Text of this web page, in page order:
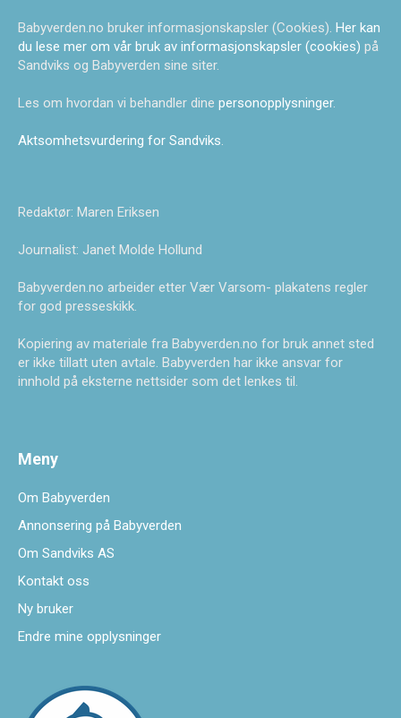
Babyverden.no bruker informasjonskapsler (Cookies). Her kan
du lese mer om vår bruk av informasjonskapsler (cookies) på
Sandviks og Babyverden sine siter.
Les om hvordan vi behandler dine personopplysninger.
Aktsomhetsvurdering for Sandviks.
Redaktør: Maren Eriksen
Journalist: Janet Molde Hollund
Babyverden.no arbeider etter Vær Varsom- plakatens regler
for god presseskikk.
Kopiering av materiale fra Babyverden.no for bruk annet sted
er ikke tillatt uten avtale. Babyverden har ikke ansvar for
innhold på eksterne nettsider som det lenkes til.
Meny
Om Babyverden
Annonsering på Babyverden
Om Sandviks AS
Kontakt oss
Ny bruker
Endre mine opplysninger